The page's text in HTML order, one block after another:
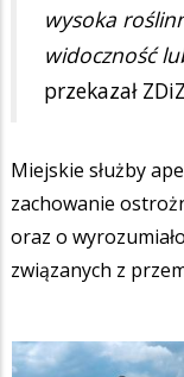
wysoka
widoczność
przekazał
Miejskie służby
zachowanie
oraz o
związanych z